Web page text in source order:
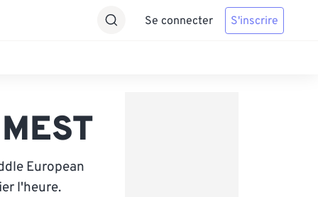
Se connecter S'inscrire
European
l'heure.